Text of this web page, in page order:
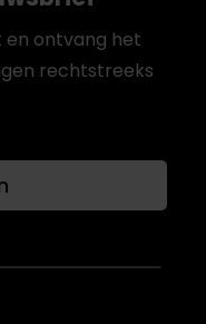
en ontvang het
rechtstreeks